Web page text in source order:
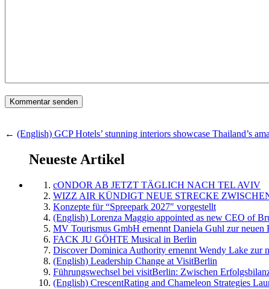
← (English) GCP Hotels’ stunning interiors showcase Thailand’s
Neueste Artikel
cONDOR AB JETZT TÄGLICH NACH TEL AVIV
WIZZ AIR KÜNDIGT NEUE STRECKE
Konzepte für “Spreepark 2027″ vorgestellt
(English) Lorenza Maggio appointed as new CEO of
MV Tourismus GmbH ernennt Daniela Guhl zur neuen
FACK JU GÖHTE Musical in Berlin
Discover Dominica Authority ernennt Wendy Lake zur
(English) Leadership Change at VisitBerlin
Führungswechsel bei visitBerlin: Zwischen
(English) CrescentRating and Chameleon Strategies